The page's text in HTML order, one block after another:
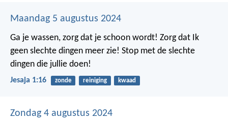
Maandag 5 augustus 2024
Ga je wassen, zorg dat je schoon wordt! Zorg dat Ik
geen slechte dingen meer zie! Stop met de slechte
dingen die jullie doen!
Jesaja 1:16 zonde reiniging kwaad
Zondag 4 augustus 2024